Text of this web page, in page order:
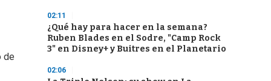
de
02:11
¿Qué hay para hacer en la semana?
Ruben Blades en el Sodre, "Camp Rock
3" en Disney+ y Buitres en el Planetario
02:06